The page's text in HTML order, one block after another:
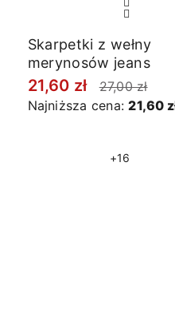
Skarpetki z wełny
merynosów jeans
21,60 zł
27,00 zł
Najniższa cena:21,60
+16